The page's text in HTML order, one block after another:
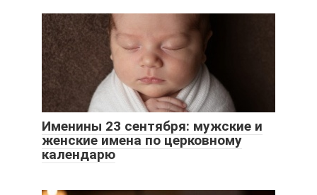
Именины 23 сентября: мужские и
женские имена по церковному
календарю